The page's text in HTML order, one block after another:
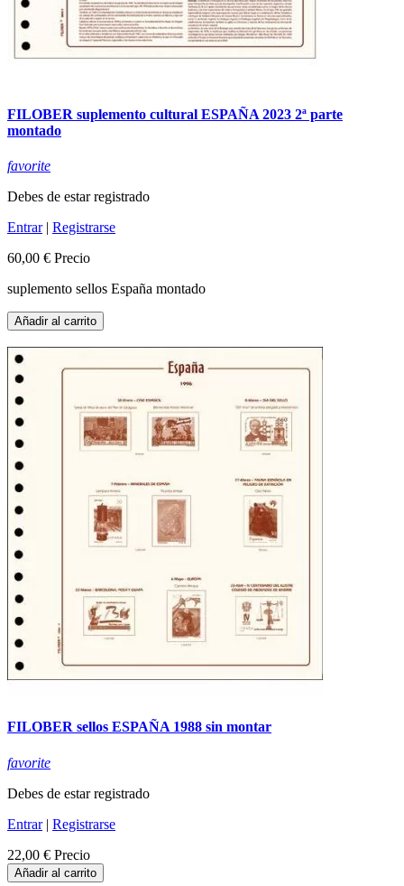
FILOBER suplemento cultural ESPAÑA 2023 2ª parte
montado
favorite
Debes de estar registrado
Entrar| Registrarse
60,00 € Precio
suplemento sellos España montado
Añadir al carrito
FILOBER sellos ESPAÑA 1988 sin montar
favorite
Debes de estar registrado
Entrar| Registrarse
22,00 € Precio
Añadir al carrito